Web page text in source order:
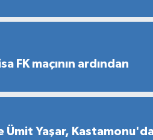
FK maçının ardından
Ümit Yaşar,